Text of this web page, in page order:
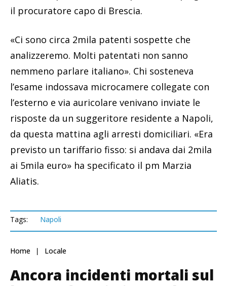
il procuratore capo di Brescia.
«Ci sono circa 2mila patenti sospette che
analizzeremo. Molti patentati non sanno
nemmeno parlare italiano». Chi sosteneva
l’esame indossava microcamere collegate con
l’esterno e via auricolare venivano inviate le
risposte da un suggeritore residente a Napoli,
da questa mattina agli arresti domiciliari. «Era
previsto un tariffario fisso: si andava dai 2mila
ai 5mila euro» ha specificato il pm Marzia
Aliatis.
Tags: Napoli
Home Locale
Ancora incidenti mortali sul